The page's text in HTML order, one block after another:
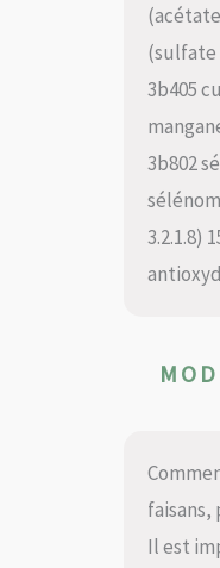
(sulfate
3b405
3b802
3.2.1.8)
Il est